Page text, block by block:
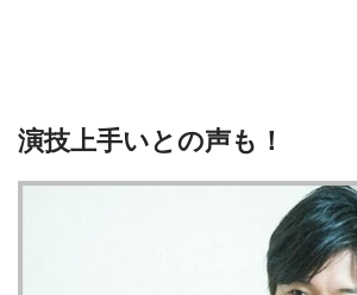
演技上手いとの声も！